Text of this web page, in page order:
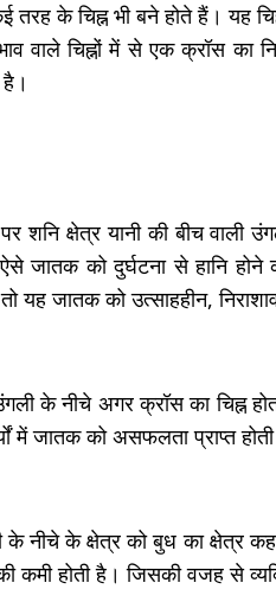
के चिह्न भी बने होते हैं। यह
वाले चिह्नों में से एक क्रॉस का
शनि क्षेत्र यानी की बीच वाली
जातक को दुर्घटना से हानि होने
यह जातक को उत्साहहीन,
उंगली के नीचे अगर क्रॉस का चिह्न
में जातक को असफलता प्राप्त
नीचे के क्षेत्र को बुध का क्षेत्र
कमी होती है। जिसकी वजह से